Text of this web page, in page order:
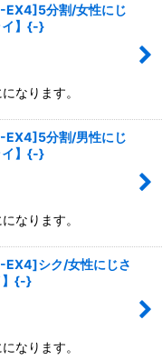
EX4]5分割/女性にじ
イ】{-}
なります。
EX4]5分割/男性にじ
イ】{-}
なります。
EX4]シク/女性にじさ
】{-}
なります。